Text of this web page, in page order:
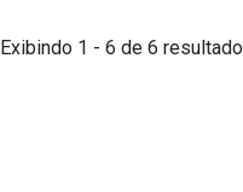
Exibindo 1 - 6 de 6